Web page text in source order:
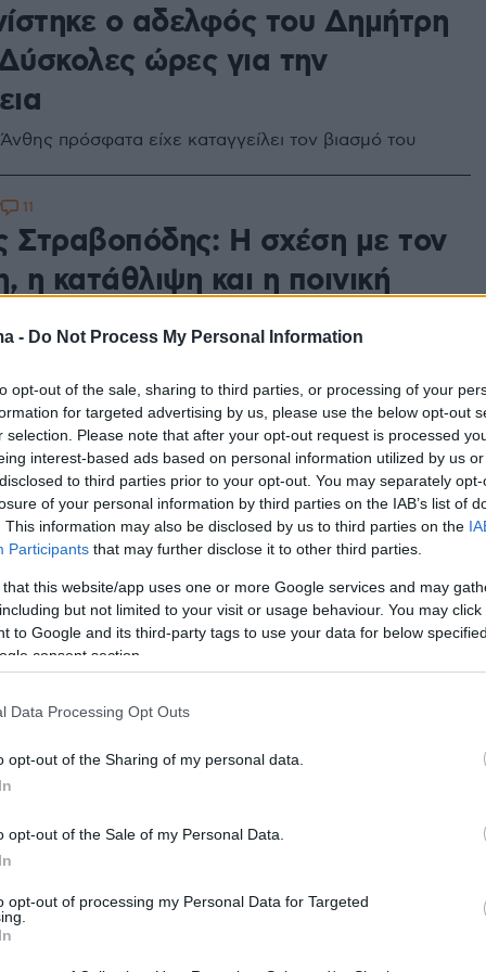
- Do Not Process My Personal Information
opt-out of the sale, sharing to third parties, or processing of your
for targeted advertising by us, please use the below opt-out
selection. Please note that after your opt-out request is processed
interest-based ads based on personal information utilized by us
to third parties prior to your opt-out. You may separately
of your personal information by third parties on the IAB’s list of
This information may also be disclosed by us to third parties on the
Participants that may further disclose it to other third parties.
that this website/app uses one or more Google services and may
but not limited to your visit or usage behaviour. You may
to Google and its third-party tags to use your data for below
consent section.
Data Processing Opt Outs
opt-out of the Sharing of my personal data.
opt-out of the Sale of my Personal Data.
opt-out of processing my Personal Data for Targeted
ο αδελφός του Δημήτρη
ώρες για την
πρόσφατα είχε καταγγείλει τον βιασμό του
Στραβοπόδης: Η σχέση με τον
η κατάθλιψη και η ποινική
του
του στη δίνη των σοβαρών καταγγελιών σεξουαλικού
11
βιασμό σε βάρος του Νικόλα
μετά την καταγγελία
ηθοποιός, που αρνείται την κατηγορία του
λόγο για συναινετικό σεξ με τον μηνυτή του,
σε ανωμοτί κατάθεση
34
καταγγέλλει ο Άνθης -
και μου όρμησε», κατέθεσε ο Δημήτρης
ηθοποιό που έγινε γνωστός από τον ρόλο του στις